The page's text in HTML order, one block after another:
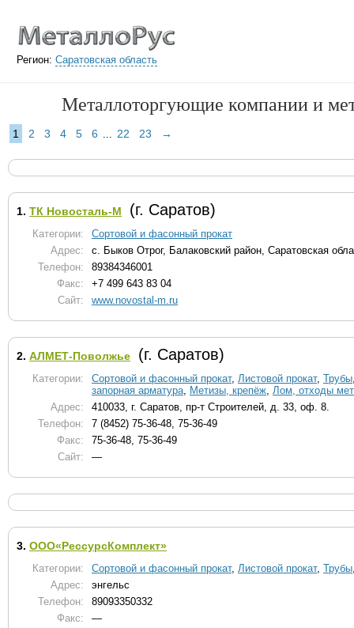
Регион: Саратовская область
Металлоторгующие компании и
1 2 3 4 5 6 ... 22 23 →
1. ТК Новосталь-М (г. Саратов)
Категории:
Сортовой и фасонный прокат
Адрес:
с. Быков Отрог, Балаковский район, Саратовская
Телефон:
89384346001
Факс:
+7 499 643 83 04
Сайт:
www.novostal-m.ru
2. АЛМЕТ-Поволжье (г. Саратов)
Категории: Сортовой и фасонный прокат, Листовой прокат, Трубы
запорная арматура, Метизы, крепёж, Лом, отходы
Адрес:
410033, г. Саратов, пр-т Строителей, д. 33, оф. 8.
Телефон:
7 (8452) 75-36-48, 75-36-49
Факс:
75-36-48, 75-36-49
Сайт:
—
3. ООО«РессурсКомплект»
Категории: Сортовой и фасонный прокат, Листовой прокат, Трубы
Адрес:
энгельс
Телефон:
89093350332
Факс:
—